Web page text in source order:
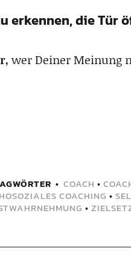
erkennen, die Tür
, wer Deiner Meinung
COACH •
COACHING •
•